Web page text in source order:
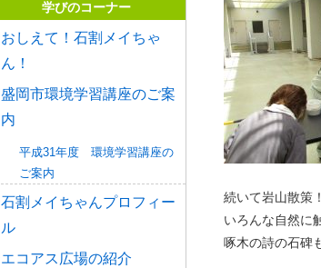
学びのコーナー
おしえて！石割メイちゃ
ん！
盛岡市環境学習講座のご案
内
平成31年度 環境学習講座の
ご案内
石割メイちゃんプロフィー
ル
エコアス広場の紹介
続いて岩山散策！
いろんな自然に
啄木の詩の石碑